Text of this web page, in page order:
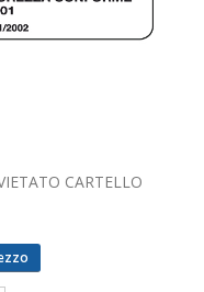
CARTELLO